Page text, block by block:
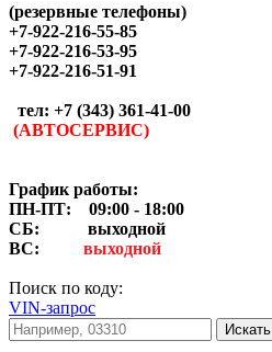
(резервные телефоны)
+7-922-216-55-85
+7-922-216-53-95
+7-922-216-51-91
тел: +7 (343) 361-41-00
(АВТОСЕРВИС)
График работы:
ПН-ПТ: 09:00 - 18:00
СБ:
выходной
ВС: выходной
Поиск по коду:
VIN-запрос
Искать